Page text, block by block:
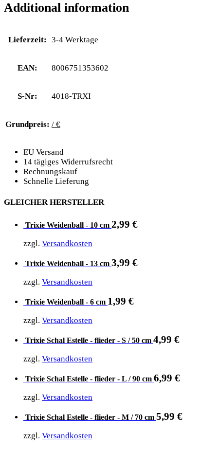
Additional information
Lieferzeit: 3-4 Werktage
EAN: 8006751353602
S-Nr: 4018-TRXI
Grundpreis: / €
EU Versand
14 tägiges Widerrufsrecht
Rechnungskauf
Schnelle Lieferung
GLEICHER HERSTELLER
Trixie Weidenball - 10 cm 2,99 €
zzgl. Versandkosten
Trixie Weidenball - 13 cm 3,99 €
zzgl. Versandkosten
Trixie Weidenball - 6 cm 1,99 €
zzgl. Versandkosten
Trixie Schal Estelle - flieder - S / 50 cm 4,99 €
zzgl. Versandkosten
Trixie Schal Estelle - flieder - L / 90 cm 6,99 €
zzgl. Versandkosten
Trixie Schal Estelle - flieder - M / 70 cm 5,99 €
zzgl. Versandkosten